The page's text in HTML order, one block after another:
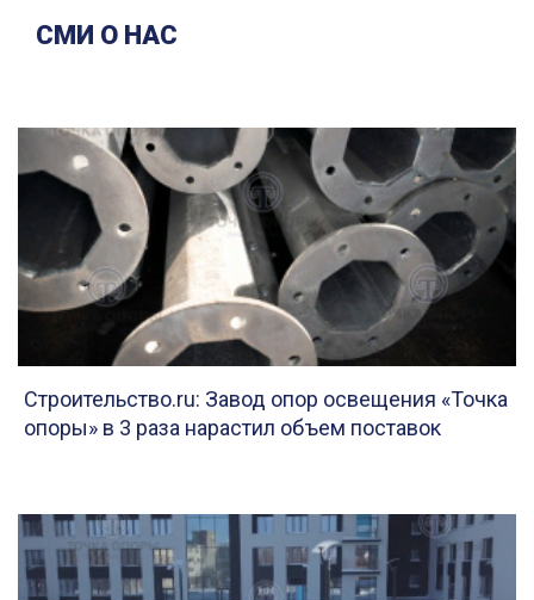
СМИ О НАС
Строительство.ru: Завод опор освещения «Точка
опоры» в 3 раза нарастил объем поставок